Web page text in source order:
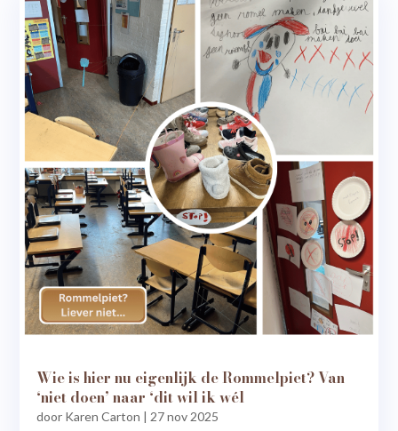
Wie is hier nu eigenlijk de Rommelpiet? Van
‘niet doen’ naar ‘dit wil ik wél
door Karen Carton | 27 nov 2025